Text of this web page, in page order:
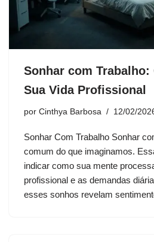
Sonhar com Trabalho:
Sua Vida Profissional
por Cinthya Barbosa 12/02/
Sonhar Com Trabalho Sonhar
comum do que imaginamos.
indicar como sua mente
profissional e as demandas
esses sonhos revelam